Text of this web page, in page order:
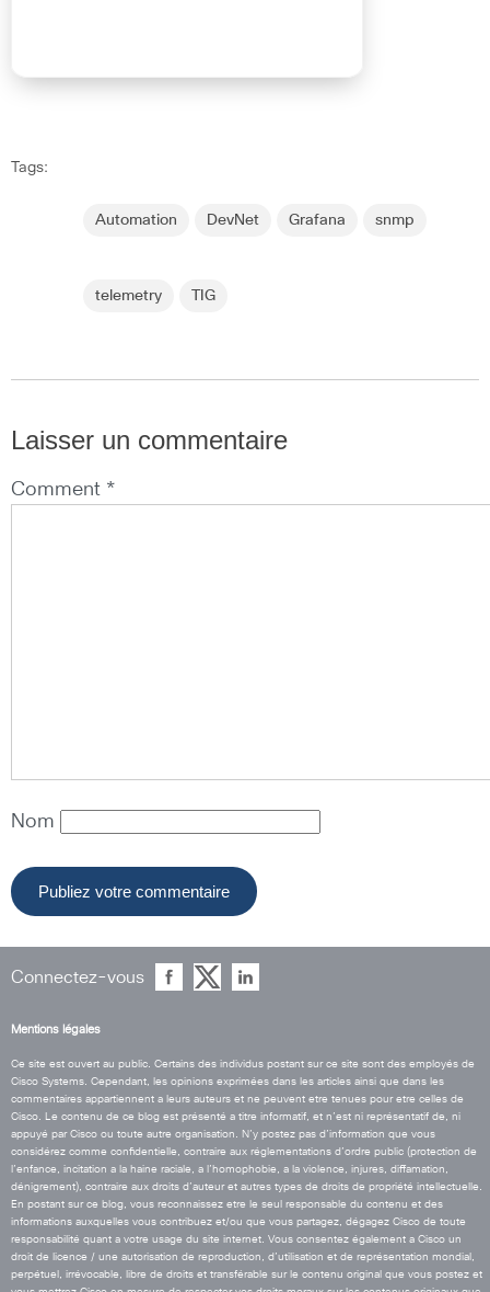
Tags:
Automation DevNet Grafana snmp
telemetry TIG
Laisser un commentaire
Comment *
Nom
Connectez-vous
Mentions légales
Ce site est ouvert au public. Certains des individus postant sur ce site sont des employés de
Cisco Systems. Cependant, les opinions exprimées dans les articles ainsi que dans les
commentaires appartiennent a leurs auteurs et ne peuvent etre tenues pour etre celles de
Cisco. Le contenu de ce blog est présenté a titre informatif, et n’est ni représentatif de, ni
appuyé par Cisco ou toute autre organisation. N’y postez pas d’information que vous
considérez comme confidentielle, contraire aux réglementations d’ordre public (protection de
l’enfance, incitation a la haine raciale, a l’homophobie, a la violence, injures, diffamation,
dénigrement), contraire aux droits d’auteur et autres types de droits de propriété intellectuelle.
En postant sur ce blog, vous reconnaissez etre le seul responsable du contenu et des
informations auxquelles vous contribuez et/ou que vous partagez, dégagez Cisco de toute
responsabilité quant a votre usage du site internet. Vous consentez également a Cisco un
droit de licence / une autorisation de reproduction, d’utilisation et de représentation mondial,
perpétuel, irrévocable, libre de droits et transférable sur le contenu original que vous postez et